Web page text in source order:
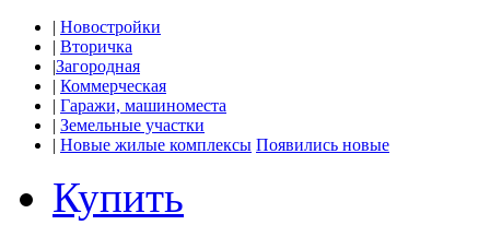
| Новостройки
| Вторичка
|Загородная
| Коммерческая
| Гаражи, машиноместа
| Земельные участки
| Новые жилые комплексы Появились новые
Купить